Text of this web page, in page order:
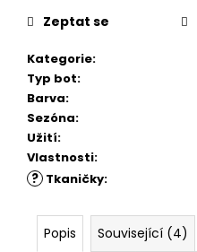
Kategorie:
Typ bot:
Barva:
Sezóna:
Užití:
Vlastnosti:
? Tkaničky:
Zeptat se
Popis Související (4)
COMBI
&
CARE
200
ML
289
Kč